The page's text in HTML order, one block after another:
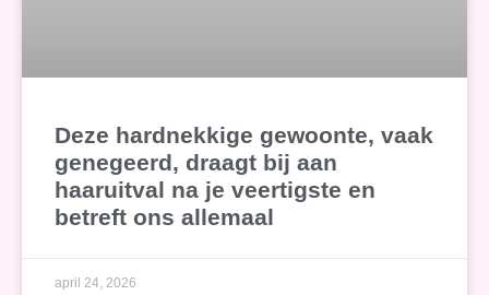
Deze hardnekkige gewoonte, vaak
genegeerd, draagt bij aan
haaruitval na je veertigste en
betreft ons allemaal
april 24, 2026